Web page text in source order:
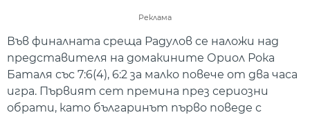
Реклама
Във финалната среща Радулов се наложи над
представителя на домакините Ориол Рока
Баталя със 7:6(4), 6:2 за малко повече от два часа
игра. Първият сет премина през сериозни
обрати, като българинът първо поведе с